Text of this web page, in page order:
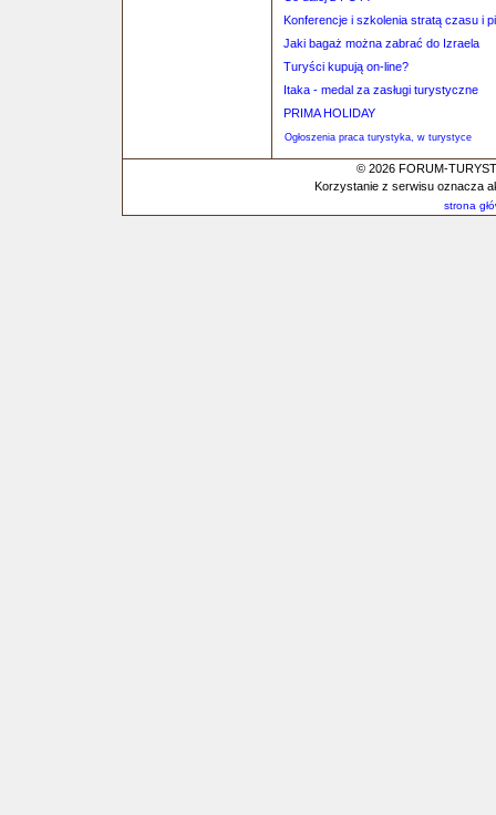
Konferencje i szkolenia stratą czasu i
Jaki bagaż można zabrać do Izraela
Turyści kupują on-line?
Itaka - medal za zasługi turystyczne
PRIMA HOLIDAY
Ogłoszenia praca turystyka, w turystyce
© 2026 FORUM-
Korzystanie z serwisu oznacza
strona